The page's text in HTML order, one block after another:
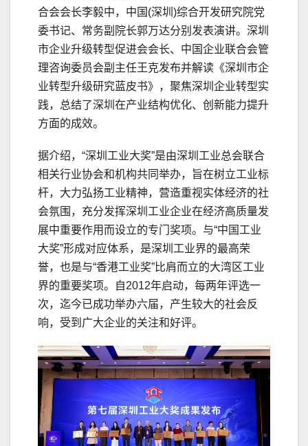
合会会长李毅中，中国(深圳)综合开发研究院党
委书记、常务副院长郭万达分别发表演讲。深圳
市企业升级转型促进会会长、中国企业联合会管
理咨询委员会副主任王克发布并解读《深圳市企
业转型升级研究蓝皮书》，聚焦深圳企业转型实
践，总结了深圳在产业结构优化、创新能力提升
方面的成效。
据介绍，“深圳工业大奖”是由深圳工业总会联合
相关行业协会和机构共同举办，旨在树立工业标
杆，大力弘扬工业精神，营造重视实体经济的社
会氛围，充分发挥深圳工业企业在经济高质量发
展中重要作用而设立的专门奖项。与“中国工业
大奖”形成对应体系，是深圳工业界的最高荣
誉，也是与“香港工业奖”比肩而立的大湾区工业
界的重要奖项。自2012年启动，每两年评选一
次，迄今已成功举办六届，产生较大的社会反
响，受到广大企业的关注和好评。